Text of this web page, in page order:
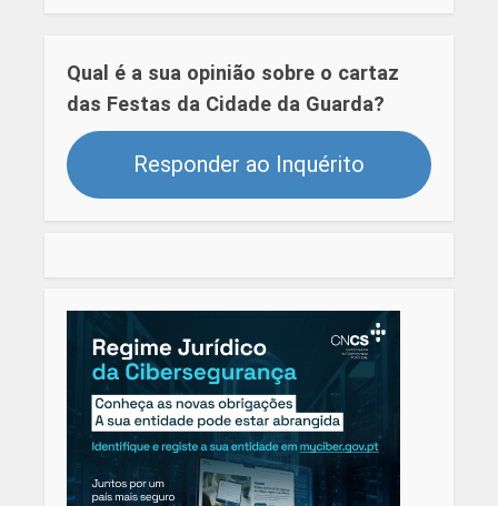
Qual é a sua opinião sobre o cartaz
das Festas da Cidade da Guarda?
Responder ao Inquérito